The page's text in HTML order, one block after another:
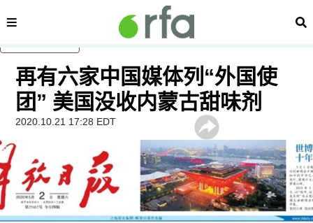
内容分类 搜
再有六家中国媒体列“外国使
团” 美国没收内蒙古甜味剂
2020.10.21 17:28 EDT